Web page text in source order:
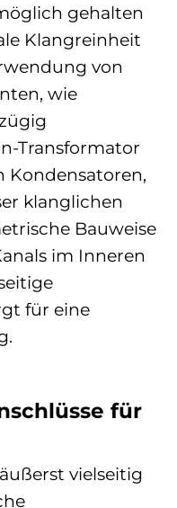
gehalten
Klangreinheit
von
wie
Transformator
Kondensatoren,
klanglichen
Bauweise
im Inneren
für eine
für
vielseitig